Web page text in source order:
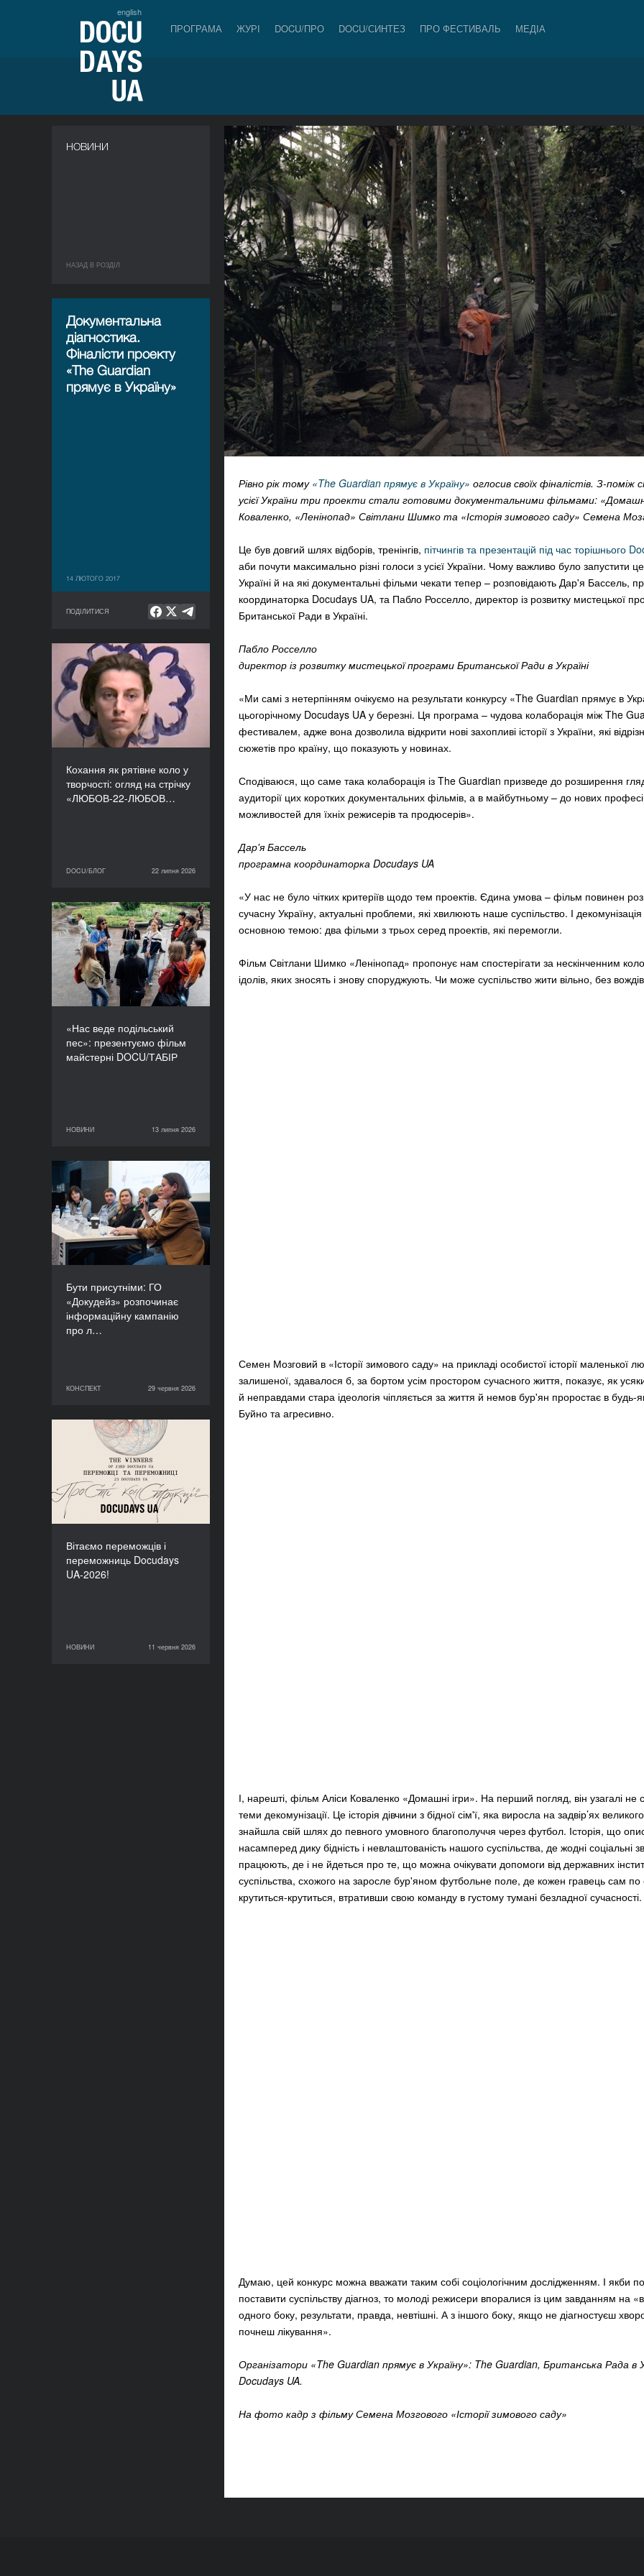
english
ПРОГРАМА ЖУРІ DOCU/ПРО DOCU/СИНТЕЗ ПРО ФЕСТИВАЛЬ МЕДІА
НОВИНИ
НАЗАД В РОЗДIЛ
Документальна
діагностика.
Фіналісти проекту
«The Guardian
прямує в Україну»
14 ЛЮТОГО 2017
ПОДІЛИТИСЯ
Рівно рік тому «The Guardian прямує в Україну» оглосив своїх фіналістів. З-поміж
усієї України три проекти стали готовими документальними фільмами:
Коваленко, «Ленінопад» Світлани Шимко та «Історія зимового саду» Семена
Це був довгий шлях відборів, тренінгів, пітчингів та презентацій під час торішнього
аби почути максимально різні голоси з усієї України. Чому важливо було запустити
Україні й на які документальні фільми чекати тепер – розповідають Дар'я Бассель,
координаторка Docudays UA, та Пабло Росселло, директор із розвитку мистецької
Британської Ради в Україні.
Пабло Росселло
директор із розвитку мистецької програми Британської Ради в Україні
«Ми самі з нетерпінням очікуємо на результати конкурсу «The Guardian прямує в
цьогорічному Docudays UA у березні. Ця програма – чудова колаборація між The
фестивалем, адже вона дозволила відкрити нові захопливі історії з України, які
сюжетів про країну, що показують у новинах.
Сподіваюся, що саме така колаборація із The Guardian призведе до розширення
аудиторії цих коротких документальних фільмів, а в майбутньому – до нових
можливостей для їхніх режисерів та продюсерів».
Дар'я Бассель
програмна координаторка Docudays UA
«У нас не було чітких критеріїв щодо тем проектів. Єдина умова – фільм повинен
сучасну Україну, актуальні проблеми, які хвилюють наше суспільство. І
основною темою: два фільми з трьох серед проектів, які перемогли.
Фільм Світлани Шимко «Ленінопад» пропонує нам спостерігати за нескінченним
ідолів, яких зносять і знову споруджують. Чи може суспільство жити вільно, без
Семен Мозговий в «Історії зимового саду» на прикладі особистої історії маленької
залишеної, здавалося б, за бортом усім простором сучасного життя, показує, як
й неправдами стара ідеологія чіпляється за життя й немов бур'ян проростає в будь-
Буйно та агресивно.
І, нарешті, фільм Аліси Коваленко «Домашні ігри». На перший погляд, він узагалі не
теми декомунізації. Це історія дівчини з бідної сім'ї, яка виросла на задвір’ях
знайшла свій шлях до певного умовного благополуччя через футбол. Історія, що
насамперед дику бідність і невлаштованість нашого суспільства, де жодні соціальні
працюють, де і не йдеться про те, що можна очікувати допомоги від державних
суспільства, схожого на заросле бур'яном футбольне поле, де кожен гравець сам по
крутиться-крутиться, втративши свою команду в густому тумані безладної сучасності.
Думаю, цей конкурс можна вважати таким собі соціологічним дослідженням. І якби
поставити суспільству діагноз, то молоді режисери впоралися із цим завданням на
одного боку, результати, правда, невтішні. А з іншого боку, якщо не діагностуєш
почнеш лікування».
Організатори «The Guardian прямує в Україну»: The Guardian, Британська Рада в
Docudays UA.
На фото кадр з фільму Семена Мозгового «Історії зимового саду»
Кохання як рятівне коло у
творчості: огляд на стрічку
«ЛЮБОВ-22-ЛЮБОВ…
DOCU/БЛОГ 22 липня 2026
Кохання як рятівне коло
у творчості: огляд на
стрічку «ЛЮБОВ-22-
ЛЮБОВ» Єруна
Койманса
DOCU/БЛОГ
22 липня 2026
«Нас веде подільський
пес»: презентуємо фільм
майстерні DOCU/ТАБІР
НОВИНИ 13 липня 2026
«Нас веде подільський
пес»: презентуємо фільм
майстерні DOCU/ТАБІР
НОВИНИ
13 липня 2026
Бути присутніми: ГО
«Докудейз» розпочинає
інформаційну кампанію
про л…
КОНСПЕКТ 29 червня 2026
Бути присутніми: ГО
«Докудейз» розпочинає
інформаційну кампанію
про людей в окупації
КОНСПЕКТ
29 червня 2026
Вітаємо переможців і
переможниць Docudays
UA-2026!
НОВИНИ 11 червня 2026
Вітаємо переможців і
переможниць Docudays
UA-2026!
НОВИНИ
11 червня 2026